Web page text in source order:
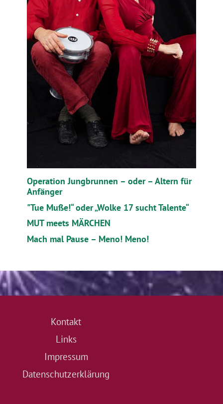
Operation Jungbrunnen – oder – Altern für
Anfänger
"Tue Muße!“ oder „Wolke 17 sucht Talente“
MUT meets MÄRCHEN
Mach mal Pause – Meno! Meno!
Kontakt
Links
Impressum
Datenschutzerklärung